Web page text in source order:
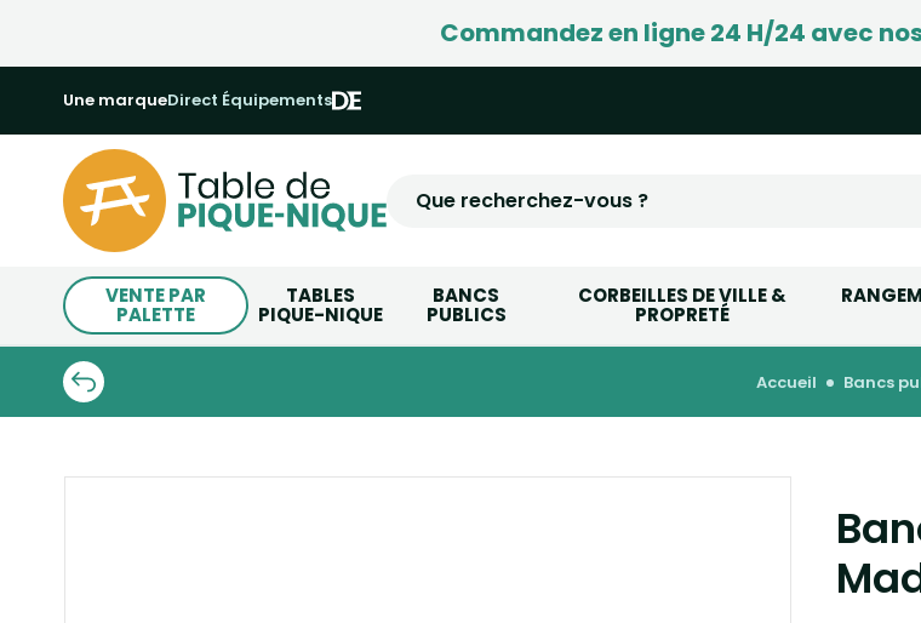
Commandez en ligne 24 H/24 avec
Une marqueDirect Équipements
VENTE PAR
PALETTE
TABLES
PIQUE-NIQUE
BANCS
PUBLICS
CORBEILLES DE VILLE &
PROPRETÉ
accueil bancs